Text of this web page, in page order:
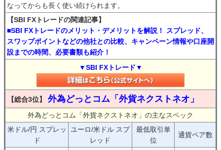
なってからも長く使い続けられます。
【SBI FXトレードの関連記事】
■SBI FXトレードのメリット・デメリットを解説！ スプレッド、
スワップポイントなどの他社との比較、キャンペーン情報や口座開
設までの時間、必要書類も紹介！
▼SBI FXトレード▼
【総合3位】 外為どっとコム「外貨ネクストネオ」
外為どっとコム「外貨ネクストネオ」の主なスペック
米ドル/円 スプレッ
ド
ユーロ/米ドル スプ
レッド
最低取引単
位
通貨ペア数